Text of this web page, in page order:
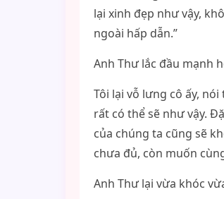
lại xinh đẹp như vậy,
ngoài hấp dẫn.”
Anh Thư lắc đầu mạnh
Tôi lại vỗ lưng cô ấy,
rất có thể sẽ như vậy.
của chúng ta cũng sẽ
chưa đủ, còn muốn
Anh Thư lại vừa khóc